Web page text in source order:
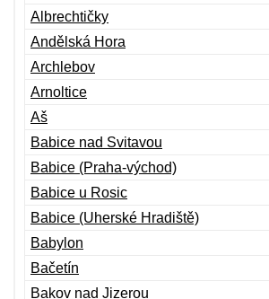
Albrechtičky
Andělská Hora
Archlebov
Arnoltice
Aš
Babice nad Svitavou
Babice (Praha-východ)
Babice u Rosic
Babice (Uherské Hradiště)
Babylon
Bačetín
Bakov nad Jizerou